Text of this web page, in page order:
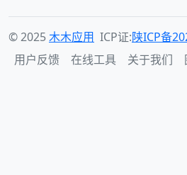
© 2025木木应用 ICP证:陕ICP备
用户反馈
在线工具 关于我们